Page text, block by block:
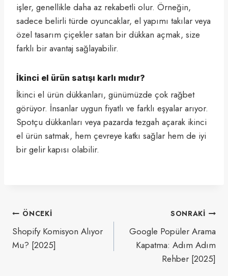
işler, genellikle daha az rekabetli olur. Örneğin,
sadece belirli türde oyuncaklar, el yapımı takılar veya
özel tasarım çiçekler satan bir dükkan açmak, size
farklı bir avantaj sağlayabilir.
İkinci el ürün satışı karlı mıdır?
İkinci el ürün dükkanları, günümüzde çok rağbet
görüyor. İnsanlar uygun fiyatlı ve farklı eşyalar arıyor.
Spotçu dükkanları veya pazarda tezgah açarak ikinci
el ürün satmak, hem çevreye katkı sağlar hem de iyi
bir gelir kapısı olabilir.
Yazı
gezinmesi
ÖNCEKI
Shopify Komisyon Alıyor
Mu? [2025]
SONRAKI
Google Popüler Arama
Kapatma: Adım Adım
Rehber [2025]